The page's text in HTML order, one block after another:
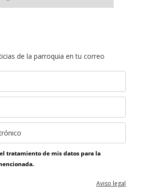
de la parroquia en tu correo
tratamiento de mis datos para la
Aviso legal